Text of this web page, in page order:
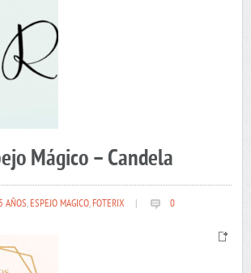
Mágico – Candela
AÑOS,ESPEJO MAGICO,FOTERIX 0